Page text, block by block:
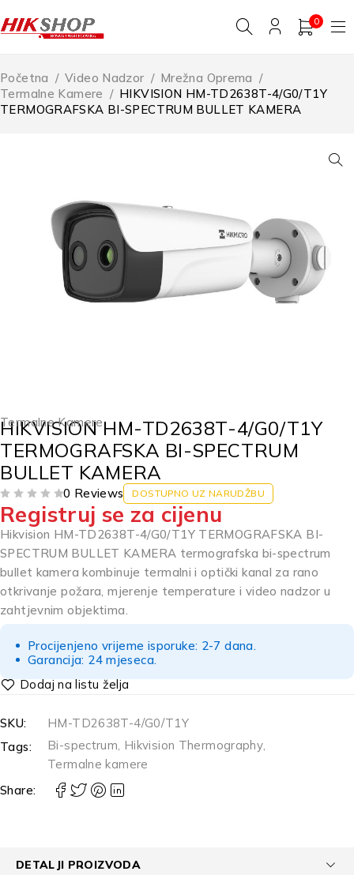
0
Početna / Video Nadzor / Mrežna Oprema /
Termalne Kamere / HIKVISION HM-TD2638T-4/G0/T1Y
TERMOGRAFSKA BI-SPECTRUM BULLET KAMERA
Termalne Kamere
HIKVISION HM-TD2638T-4/G0/T1Y
TERMOGRAFSKA BI-SPECTRUM
BULLET KAMERA
0 Reviews DOSTUPNO UZ NARUDŽBU
Registruj se za cijenu
Hikvision HM-TD2638T-4/G0/T1Y TERMOGRAFSKA BI-
SPECTRUM BULLET KAMERA termografska bi-spectrum
bullet kamera kombinuje termalni i optički kanal za rano
otkrivanje požara, mjerenje temperature i video nadzor u
zahtjevnim objektima.
Procijenjeno vrijeme isporuke: 2-7 dana.
Garancija: 24 mjeseca.
SKU:
HM-TD2638T-4/G0/T1Y
Tags:
Bi-spectrum Hikvision Thermography
Termalne kamere
Share:
DETALJI PROIZVODA